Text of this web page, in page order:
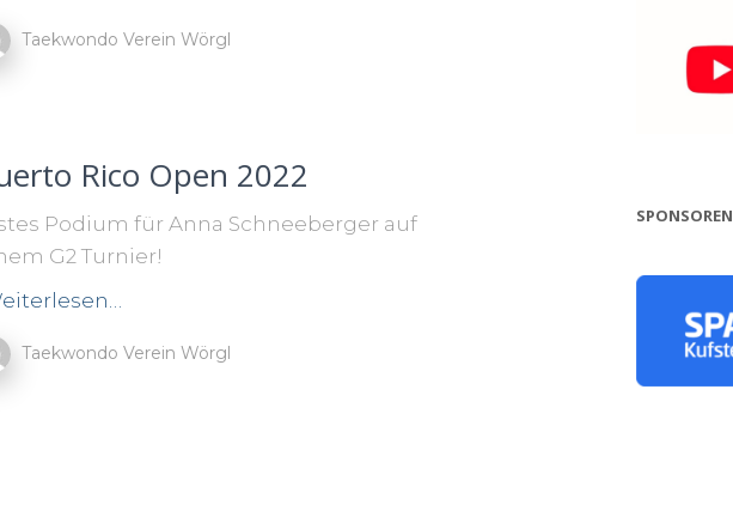
Taekwondo Verein Wörgl
Rico Open 2022
Podium für Anna Schneeberger auf
G2 Turnier!
Taekwondo Verein Wörgl
SPONSOREN